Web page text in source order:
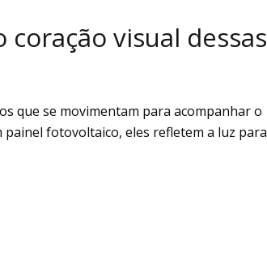
visual dessas
que se movimentam para acompanhar o
fotovoltaico, eles refletem a luz para